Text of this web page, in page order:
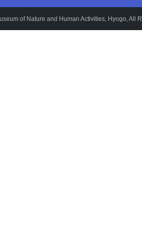
of Nature and Human Activities, Hyogo, All